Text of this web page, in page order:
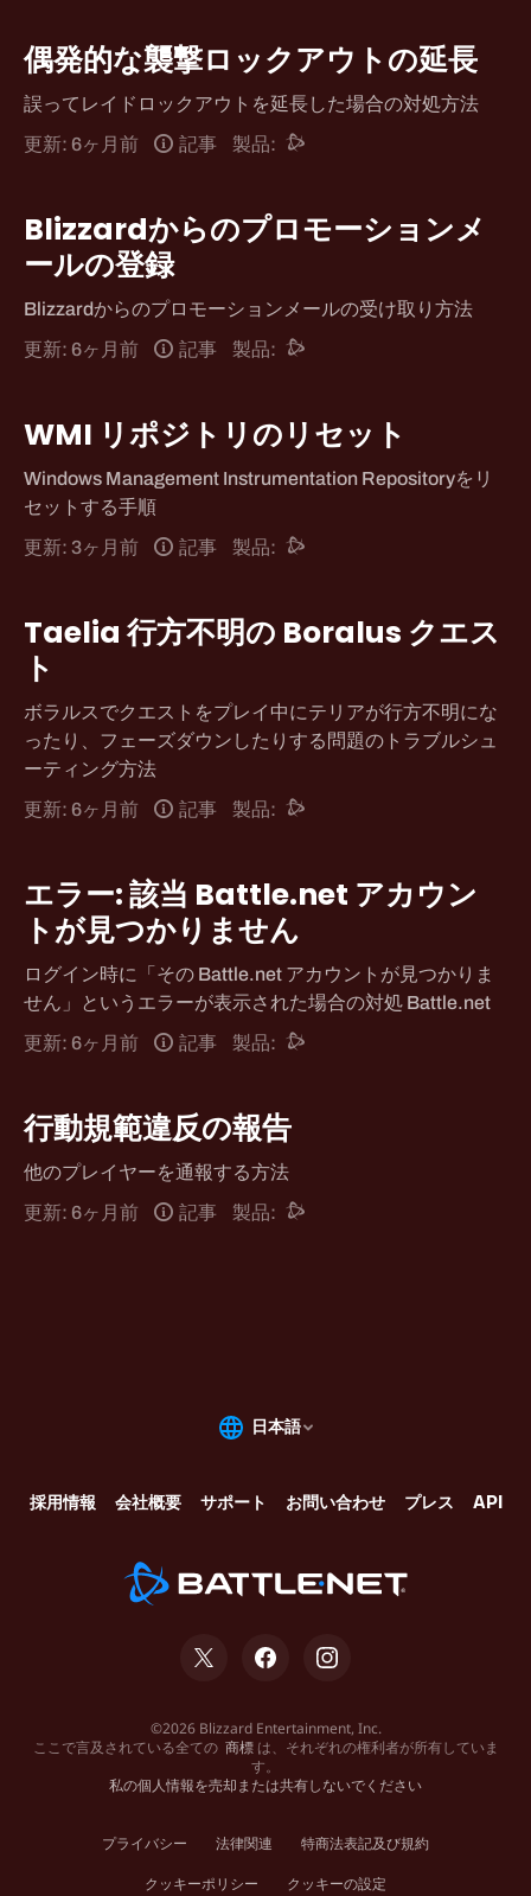
偶発的な襲撃ロックアウトの延長
誤ってレイドロックアウトを延長した場合の対処方法
更新: 6ヶ月前
記事 製品:
Blizzardからのプロモーションメ
ールの登録
Blizzardからのプロモーションメールの受け取り方法
更新: 6ヶ月前
記事 製品:
WMI リポジトリのリセット
Windows Management Instrumentation Repositoryをリ
セットする手順
更新: 3ヶ月前
記事 製品:
Taelia 行方不明の Boralus クエス
ト
ボラルスでクエストをプレイ中にテリアが行方不明にな
ったり、フェーズダウンしたりする問題のトラブルシュ
ーティング方法
更新: 6ヶ月前
記事 製品:
エラー: 該当 Battle.net アカウン
トが見つかりません
ログイン時に「その Battle.net アカウントが見つかりま
せん」というエラーが表示された場合の対処 Battle.net
更新: 6ヶ月前
記事 製品:
行動規範違反の報告
他のプレイヤーを通報する方法
更新: 6ヶ月前
記事 製品: